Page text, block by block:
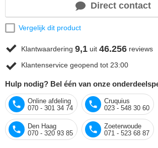
Direct contact
Vergelijk dit product
Klantwaardering 9,1 uit 46.256 reviews
Klantenservice geopend tot 23:00
Hulp nodig? Bel één van onze
Online afdeling
070 - 301 34 74
Cruquius
023 - 548 30 60
Den Haag
070 - 320 93 85
Zoeterwoude
071 - 523 68 87